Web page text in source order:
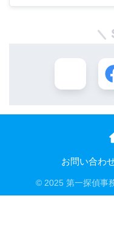
お問い合わ
© 2025 第一探偵事